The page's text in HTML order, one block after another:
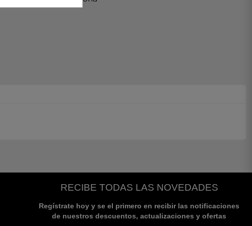
RECIBE TODAS LAS NOVEDADES
Regístrate hoy y se el primero en recibir las notificaciones
de nuestros descuentos, actualizaciones y ofertas